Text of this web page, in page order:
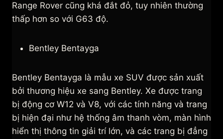
Range Rover cũng khá đắt đỏ, tuy nhiên thường
thấp hơn so với G63 độ.
Bentley Bentayga
Bentley Bentayga là mẫu xe SUV được sản xuất
bởi thương hiệu xe sang Bentley. Xe được trang
bị động cơ W12 và V8, với các tính năng và trang
bị hiện đại như hệ thống âm thanh vòm, màn hình
hiển thị thông tin giải trí lớn, và các trang bị đẳng